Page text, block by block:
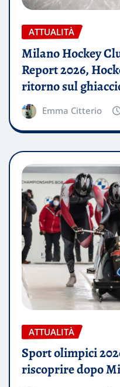
ATTUALITÀ
Milano Hockey
Report 2026,
ritorno sul
Emma Citterio
ATTUALITÀ
Sport olimpici
riscoprire dopo